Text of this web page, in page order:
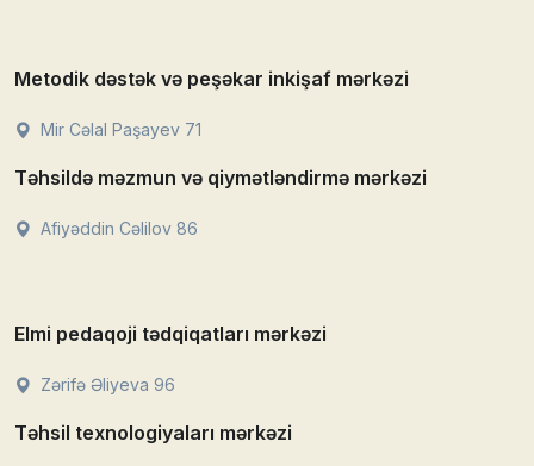
Metodik dəstək və peşəkar inkişaf mərkəzi
Mir Cəlal Paşayev 71
Təhsildə məzmun və qiymətləndirmə mərkəzi
Afiyəddin Cəlilov 86
Elmi pedaqoji tədqiqatları mərkəzi
Zərifə Əliyeva 96
Təhsil texnologiyaları mərkəzi